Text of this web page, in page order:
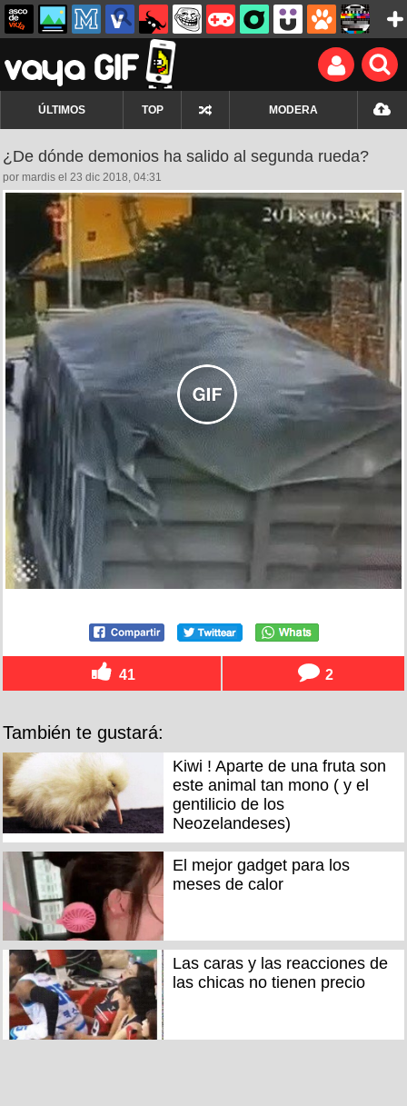
ÚLTIMOS TOP MODERA
¿De dónde demonios ha salido al segunda rueda?
por mardis el 23 dic 2018, 04:31
41 2
También te gustará:
Kiwi ! Aparte de una fruta son
este animal tan mono ( y el
gentilicio de los
Neozelandeses)
El mejor gadget para los
meses de calor
Las caras y las reacciones de
las chicas no tienen precio